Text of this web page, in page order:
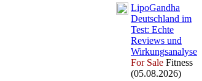
LipoGandha
Deutschland im
Test: Echte
Reviews und
Wirkungsanalyse
For Sale Fitness
(05.08.2026)